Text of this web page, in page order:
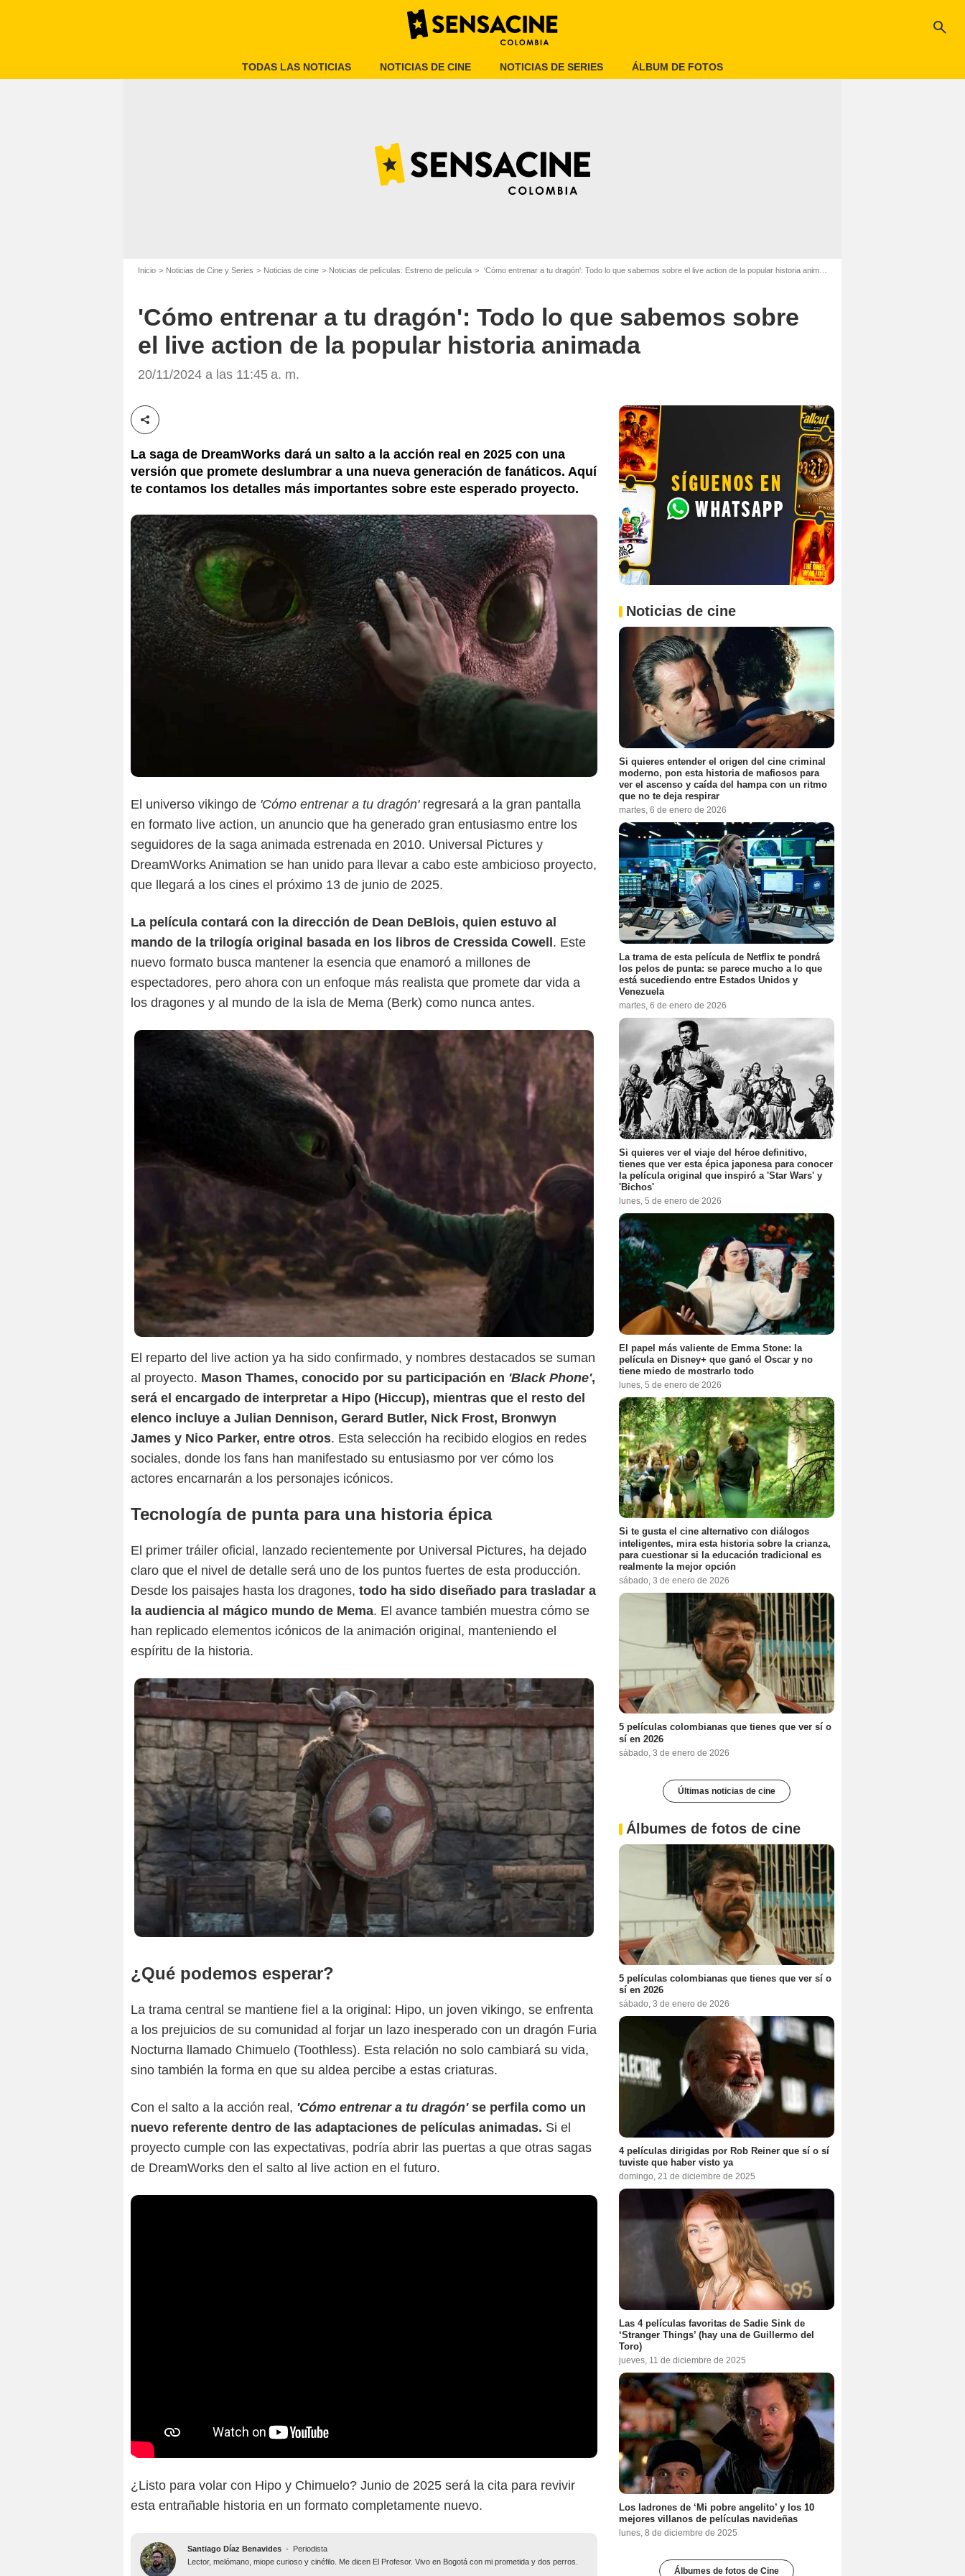
search
TODAS LAS NOTICIAS NOTICIAS DE CINE NOTICIAS DE SERIES ÁLBUM DE FOTOS
Inicio Noticias de Cine y Series Noticias de cine Noticias de películas: Estreno de película 'Cómo entrenar a tu dragón': Todo lo que sabemos sobre el live action de la popular historia animada
'Cómo entrenar a tu dragón': Todo lo que sabemos sobre
el live action de la popular historia animada
20/11/2024 a las 11:45 a. m.
Compartir esta noticia
La saga de DreamWorks dará un salto a la acción real en 2025 con una
versión que promete deslumbrar a una nueva generación de fanáticos. Aquí
te contamos los detalles más importantes sobre este esperado proyecto.
El universo vikingo de 'Cómo entrenar a tu dragón'regresará a la gran pantalla
en formato live action, un anuncio que ha generado gran entusiasmo entre los
seguidores de la saga animada estrenada en 2010. Universal Pictures y
DreamWorks Animation se han unido para llevar a cabo este ambicioso proyecto,
que llegará a los cines el próximo 13 de junio de 2025.
La película contará con la dirección de Dean DeBlois, quien estuvo al
mando de la trilogía original basada en los libros de Cressida Cowell . Este
nuevo formato busca mantener la esencia que enamoró a millones de
espectadores, pero ahora con un enfoque más realista que promete dar vida a
los dragones y al mundo de la isla de Mema (Berk) como nunca antes.
El reparto del live action ya ha sido confirmado, y nombres destacados se suman
al proyecto. Mason Thames, conocido por su participación en 'Black Phone',
será el encargado de interpretar a Hipo (Hiccup), mientras que el resto del
elenco incluye a Julian Dennison, Gerard Butler, Nick Frost, Bronwyn
James y Nico Parker, entre otros. Esta selección ha recibido elogios en redes
sociales, donde los fans han manifestado su entusiasmo por ver cómo los
actores encarnarán a los personajes icónicos.
Tecnología de punta para una historia épica
El primer tráiler oficial, lanzado recientemente por Universal Pictures, ha dejado
claro que el nivel de detalle será uno de los puntos fuertes de esta producción.
Desde los paisajes hasta los dragones, todo ha sido diseñado para trasladar a
la audiencia al mágico mundo de Mema. El avance también muestra cómo se
han replicado elementos icónicos de la animación original, manteniendo el
espíritu de la historia.
Captura de pantalla
¿Qué podemos esperar?
La trama central se mantiene fiel a la original: Hipo, un joven vikingo, se enfrenta
a los prejuicios de su comunidad al forjar un lazo inesperado con un dragón Furia
Nocturna llamado Chimuelo (Toothless). Esta relación no solo cambiará su vida,
sino también la forma en que su aldea percibe a estas criaturas.
Con el salto a la acción real, 'Cómo entrenar a tu dragón' se perfila como un
nuevo referente dentro de las adaptaciones de películas animadas. Si el
proyecto cumple con las expectativas, podría abrir las puertas a que otras sagas
de DreamWorks den el salto al live action en el futuro.
¿Listo para volar con Hipo y Chimuelo? Junio de 2025 será la cita para revivir
esta entrañable historia en un formato completamente nuevo.
Santiago Díaz Benavides - Periodista
Lector, melómano, miope curioso y cinéfilo. Me dicen El Profesor. Vivo en Bogotá con mi prometida y dos perros.
Noticias de cine
Si quieres entender el origen del cine criminal
moderno, pon esta historia de mafiosos para
ver el ascenso y caída del hampa con un ritmo
que no te deja respirar
martes, 6 de enero de 2026
La trama de esta película de Netflix te pondrá
los pelos de punta: se parece mucho a lo que
está sucediendo entre Estados Unidos y
Venezuela
martes, 6 de enero de 2026
Si quieres ver el viaje del héroe definitivo,
tienes que ver esta épica japonesa para conocer
la película original que inspiró a 'Star Wars' y
'Bichos'
lunes, 5 de enero de 2026
El papel más valiente de Emma Stone: la
película en Disney+ que ganó el Oscar y no
tiene miedo de mostrarlo todo
lunes, 5 de enero de 2026
Si te gusta el cine alternativo con diálogos
inteligentes, mira esta historia sobre la crianza,
para cuestionar si la educación tradicional es
realmente la mejor opción
sábado, 3 de enero de 2026
5 películas colombianas que tienes que ver sí o
sí en 2026
sábado, 3 de enero de 2026
Últimas noticias de cine
Álbumes de fotos de cine
5 películas colombianas que tienes que ver sí o
sí en 2026
sábado, 3 de enero de 2026
4 películas dirigidas por Rob Reiner que sí o sí
tuviste que haber visto ya
domingo, 21 de diciembre de 2025
Las 4 películas favoritas de Sadie Sink de
‘Stranger Things’ (hay una de Guillermo del
Toro)
jueves, 11 de diciembre de 2025
Los ladrones de ‘Mi pobre angelito’ y los 10
mejores villanos de películas navideñas
lunes, 8 de diciembre de 2025
Álbumes de fotos de Cine